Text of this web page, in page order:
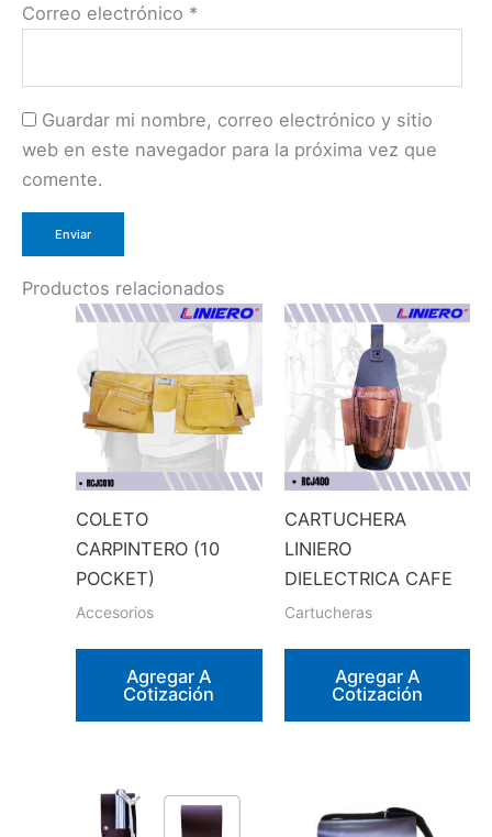
Correo electrónico *
Guardar mi nombre, correo electrónico y sitio
web en este navegador para la próxima vez que
comente.
Productos relacionados
COLETO
CARPINTERO (10
POCKET)
Accesorios
Agregar A
Cotización
CARTUCHERA
LINIERO
DIELECTRICA CAFE
Cartucheras
Agregar A
Cotización